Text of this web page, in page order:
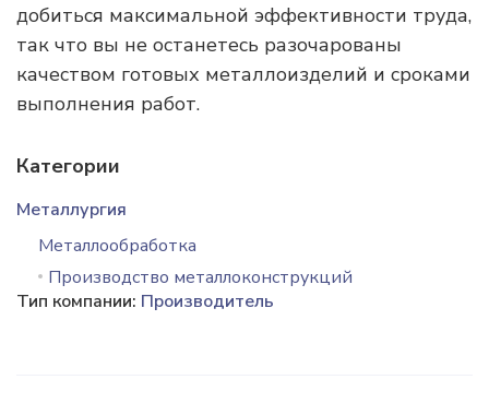
добиться максимальной эффективности труда,
так что вы не останетесь разочарованы
качеством готовых металлоизделий и сроками
выполнения работ.
Категории
Металлургия
Металлообработка
Производство металлоконструкций
Тип компании: Производитель